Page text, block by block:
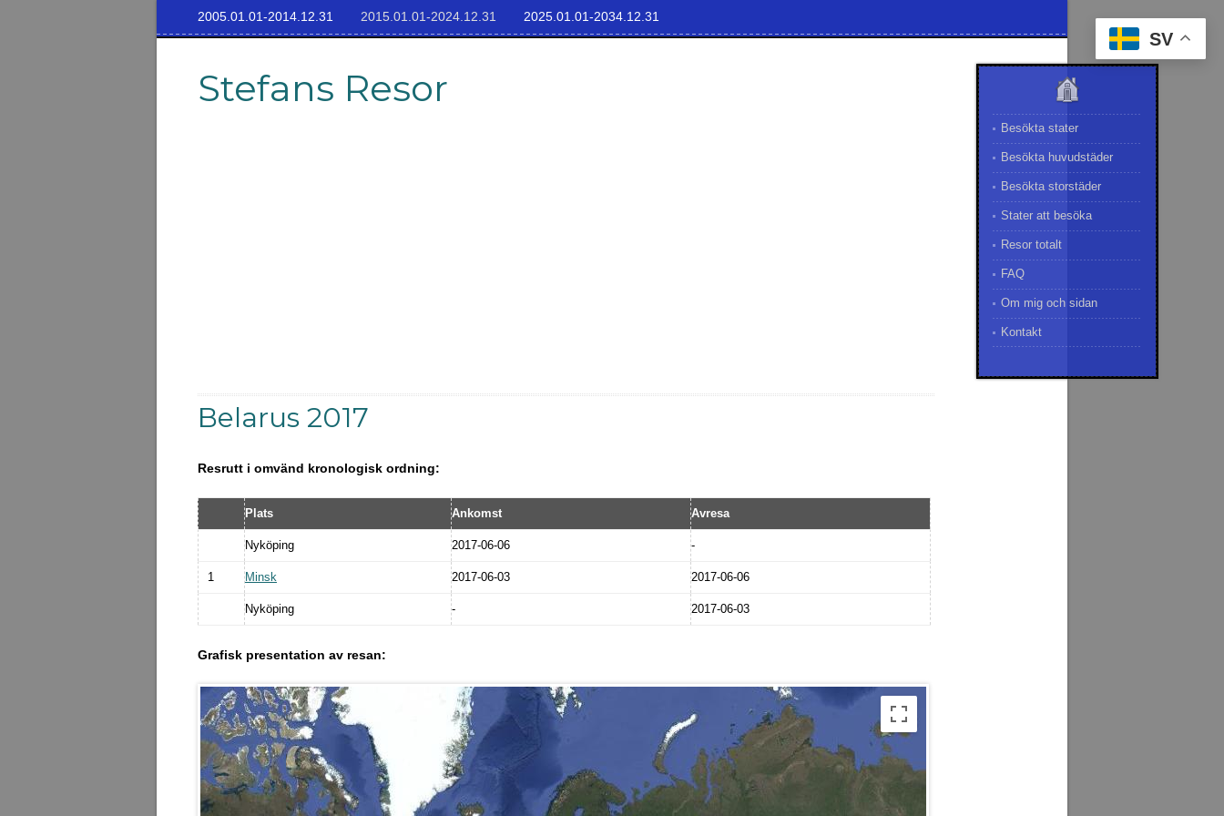
2005.01.01-2014.12.31 2015.01.01-2024.12.31 2025.01.01-2034.12.31
Stefans Resor
Besökta stater
Besökta huvudstäder
Besökta storstäder
Stater att besöka
Resor totalt
FAQ
Om mig och sidan
Kontakt
Belarus 2017
Resrutt i omvänd kronologisk ordning:
Plats Ankomst Avresa
Nyköping 2017-06-06 -
1 Minsk 2017-06-03 2017-06-06
Nyköping - 2017-06-03
Grafisk presentation av resan:
SV